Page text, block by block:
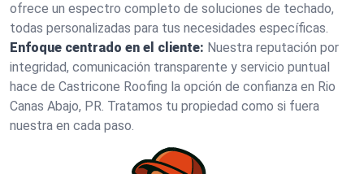
ofrece un espectro completo de soluciones de techado,
todas personalizadas para tus necesidades específicas.
Enfoque centrado en el cliente: Nuestra reputación por
integridad, comunicación transparente y servicio puntual
hace de Castricone Roofing la opción de confianza en Rio
Canas Abajo, PR. Tratamos tu propiedad como si fuera
nuestra en cada paso.